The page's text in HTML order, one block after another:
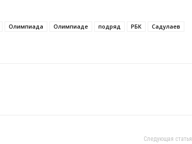
Олимпиада Олимпиаде подряд РБК
Садулаев
Следующая статья